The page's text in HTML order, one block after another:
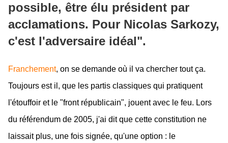
possible, être élu président par
acclamations. Pour Nicolas Sarkozy,
c'est l'adversaire idéal".
Franchement, on se demande où il va chercher tout ça.
Toujours est il, que les partis classiques qui pratiquent
l'étouffoir et le "front républicain", jouent avec le feu. Lors
du référendum de 2005, j'ai dit que cette constitution ne
laissait plus, une fois signée, qu'une option : le